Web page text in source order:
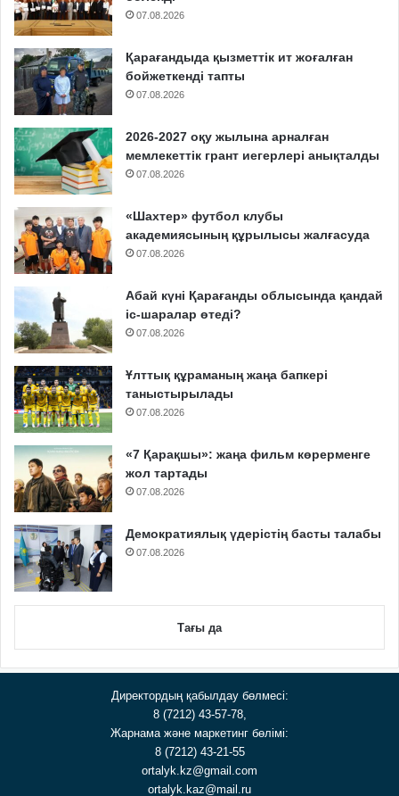
07.08.2026
Қарағандыда қызметтік ит жоғалған
бойжеткенді тапты
07.08.2026
2026-2027 оқу жылына арналған
мемлекеттік грант иегерлері анықталды
07.08.2026
«Шахтер» футбол клубы
академиясының құрылысы жалғасуда
07.08.2026
Абай күні Қарағанды облысында қандай
іс-шаралар өтеді?
07.08.2026
Ұлттық құраманың жаңа бапкері
таныстырылады
07.08.2026
«7 Қарақшы»: жаңа фильм көрерменге
жол тартады
07.08.2026
Демократиялық үдерістің басты талабы
07.08.2026
Тағы да
Директордың қабылдау бөлмесі:
8 (7212) 43-57-78,
Жарнама және маркетинг бөлімі:
8 (7212) 43-21-55
ortalyk.kz@gmail.com
ortalyk.kaz@mail.ru